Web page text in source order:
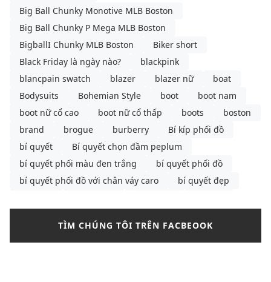
Big Ball Chunky Monotive MLB Boston
Big Ball Chunky P Mega MLB Boston
BigballI Chunky MLB Boston
Biker short
Black Friday là ngày nào?
blackpink
blancpain swatch
blazer blazer nữ
boat
Bodysuits
Bohemian Style boot
boot nam
boot nữ cổ cao
boot nữ cổ thấp boots
boston
brand
brogue burberry
Bí kíp phối đồ
bí quyết
Bí quyết chọn đầm peplum
bí quyết phối màu đen trắng
bí quyết phối đồ
bí quyết phối đồ với chân váy caro
bí quyết đẹp
bảng size quần tây nữ
TÌM CHÚNG TÔI TRÊN FACBEOOK